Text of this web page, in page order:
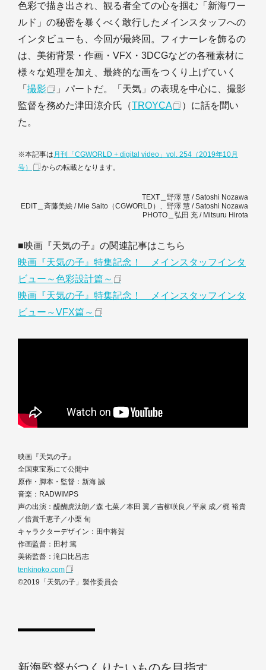
色彩で描き出され、観る者全ての心を掴む「新海ワー
ルド」の秘密を暴くべく敢行したメインスタッフへの
インタビューも、今回が最終回。フィナーレを飾るの
は、美術背景・作画・VFX・3DCGなどの各種素材に
様々な処理を加え、最終的な画をつくり上げていく
「 撮影
」パートだ。「天気」の表現を中心に、撮影
監督を務めた津田涼介氏（TROYCA
）に話を聞い
た。
※本記事は 月刊「CGWORLD + digital video」vol. 254（2019年10月
号）
からの転載となります。
TEXT＿野澤 慧 / Satoshi Nozawa
EDIT＿斉藤美絵 / Mie Saito（CGWORLD）、野澤 慧 / Satoshi Nozawa
PHOTO＿弘田 充 / Mitsuru Hirota
■映画『天気の子』の関連記事はこちら
映画『天気の子』特集記念！ メインスタッフインタ
ビュー～色彩設計篇～
映画『天気の子』特集記念！ メインスタッフインタ
ビュー～VFX篇～
映画『天気の子』
全国東宝系にて公開中
原作・脚本・監督：新海 誠
音楽：RADWIMPS
声の出演：醍醐虎汰朗／森 七菜／本田 翼／吉柳咲良／平泉 成／梶 裕貴
／倍賞千恵子／小栗 旬
キャラクターデザイン：田中将賀
作画監督：田村 篤
美術監督：滝口比呂志
tenkinoko.com
©2019「天気の子」製作委員会